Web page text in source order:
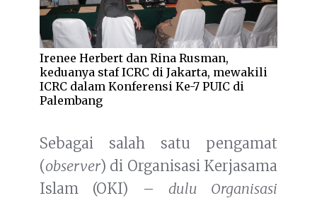
Irenee Herbert dan Rina Rusman,
keduanya staf ICRC di Jakarta, mewakili
ICRC dalam Konferensi Ke-7 PUIC di
Palembang
Sebagai salah satu pengamat
(observer) di Organisasi Kerjasama
Islam (OKI) – dulu Organisasi